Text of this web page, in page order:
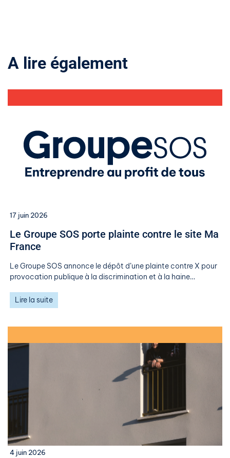
A lire également
17 juin 2026
Le Groupe SOS porte plainte contre le site Ma
France
Le Groupe SOS annonce le dépôt d’une plainte contre X pour
provocation publique à la discrimination et à la haine…
Lire la suite
4 juin 2026